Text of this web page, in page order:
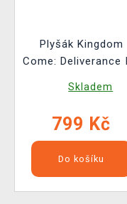
Plyšák Kingdom
Come: Deliverance
Skladem
799 Kč
Do košíku